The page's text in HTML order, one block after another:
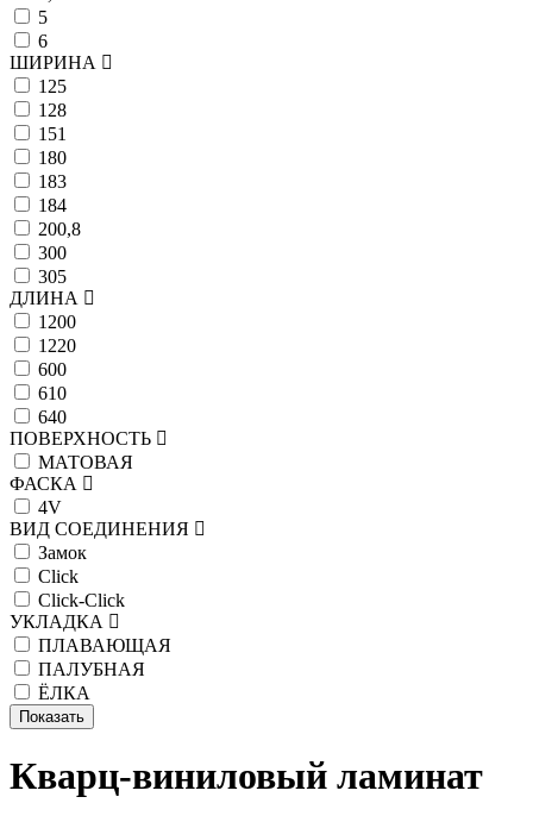
5
6
ШИРИНА
125
128
151
180
183
184
200,8
300
305
ДЛИНА
1200
1220
600
610
640
ПОВЕРХНОСТЬ
МАТОВАЯ
ФАСКА
4V
ВИД СОЕДИНЕНИЯ
Замок
Click
Click-Click
УКЛАДКА
ПЛАВАЮЩАЯ
ПАЛУБНАЯ
ЁЛКА
Кварц-виниловый ламинат